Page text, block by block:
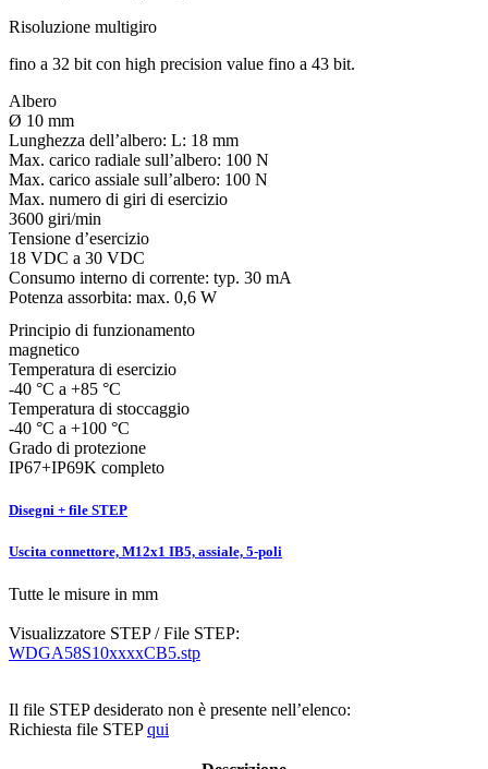
Risoluzione multigiro
fino a 32 bit con high precision value fino a 43 bit.
Albero
Ø 10 mm
Lunghezza dell’albero: L: 18 mm
Max. carico radiale sull’albero: 100 N
Max. carico assiale sull’albero: 100 N
Max. numero di giri di esercizio
3600 giri/min
Tensione d’esercizio
18 VDC a 30 VDC
Consumo interno di corrente: typ. 30 mA
Potenza assorbita: max. 0,6 W
Principio di funzionamento
magnetico
Temperatura di esercizio
-40 °C a +85 °C
Temperatura di stoccaggio
-40 °C a +100 °C
Grado di protezione
IP67+IP69K completo
Disegni + file STEP
Uscita connettore, M12x1 IB5, assiale, 5-poli
Tutte le misure in mm
Visualizzatore STEP / File STEP:
WDGA58S10xxxxCB5.stp
Il file STEP desiderato non è presente nell’elenco:
Richiesta file STEPqui